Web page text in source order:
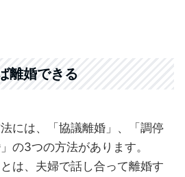
離婚できる
には、「協議離婚」、「調停
の3つの方法があります。
は、夫婦で話し合って離婚す